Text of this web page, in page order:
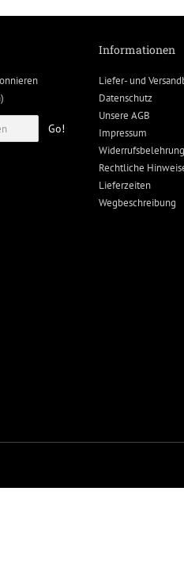
Go!
Informationen
Liefer- und
Datenschutz
Unsere AGB
Impressum
Rechtliche
Lieferzeiten
Wegbeschreibung